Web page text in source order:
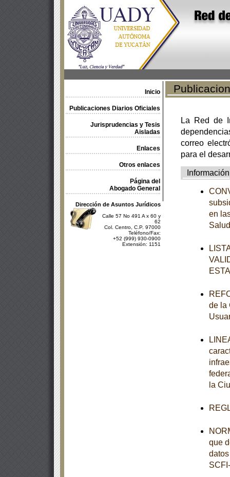
Inicio
Publicaciones Diarios Oficiales
Jurisprudencias y Tesis
Aisladas
Enlaces
Otros enlaces
Página del
Abogado General
Dirección de Asuntos Jurídicos
Calle 57 No 491 A x 60 y
62
Col. Centro, C.P. 97000
Teléfono/Fax:
+52 (999) 930-0900
Extensión: 1151
La Red de
correo
para el
Información
en
de la
la
que